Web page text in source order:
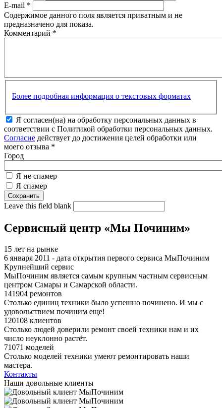
E-mail *
Содержимое данного поля является приватным и не
предназначено для показа.
Комментарий *
Более подробная информация о текстовых форматах
Я согласен(на) на обработку персональных данных в
соответствии с Политикой обработки персональных данных.
Согласие действует до достижения целей обработки или
моего отзыва *
Город
Я не спамер
Я спамер
Leave this field blank
Сервисный центр «Мы Починим»
15 лет на рынке
6 января 2011 - дата открытия первого сервиса МыПочиним
Крупнейший сервис
МыПочиним является самым крупным частным сервисным
центром Самары и Самарской области.
141904 ремонтов
Столько единиц техники было успешно починено. И мы с
удовольствием починим еще!
120108 клиентов
Столько людей доверили ремонт своей техники нам и их
число неуклонно растёт.
71071 моделей
Столько моделей техники умеют ремонтировать наши
мастера.
Контакты
Наши довольные клиенты